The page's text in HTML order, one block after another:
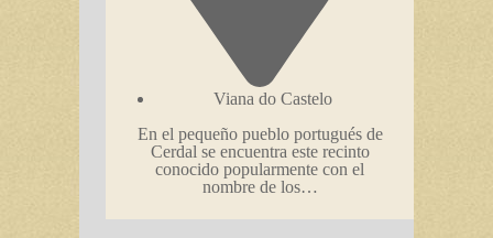
Viana do Castelo
En el pequeño pueblo portugués de
Cerdal se encuentra este recinto
conocido popularmente con el
nombre de los…